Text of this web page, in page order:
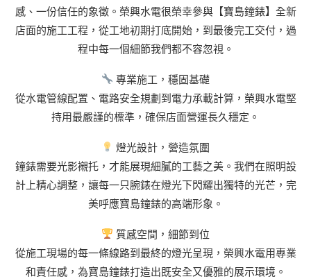
感、一份信任的象徵。榮興水電很榮幸參與【寶島鐘錶】全新
店面的施工工程，從工地初期打底開始，到最後完工交付，過
程中每一個細節我們都不容忽視。
專業施工，穩固基礎
從水電管線配置、電路安全規劃到電力承載計算，榮興水電堅
持用最嚴謹的標準，確保店面營運長久穩定。
燈光設計，營造氛圍
鐘錶需要光影襯托，才能展現細膩的工藝之美。我們在照明設
計上精心調整，讓每一只腕錶在燈光下閃耀出獨特的光芒，完
美呼應寶島鐘錶的高端形象。
質感空間，細節到位
從施工現場的每一條線路到最終的燈光呈現，榮興水電用專業
和責任感，為寶島鐘錶打造出既安全又優雅的展示環境。